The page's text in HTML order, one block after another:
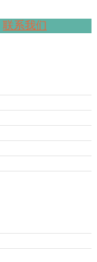
联系我们